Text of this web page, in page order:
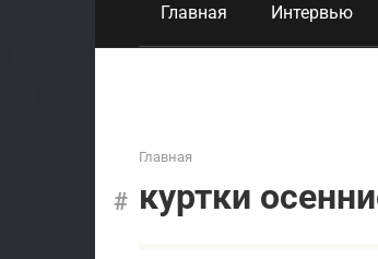
Главная Интервью
Главная
куртки